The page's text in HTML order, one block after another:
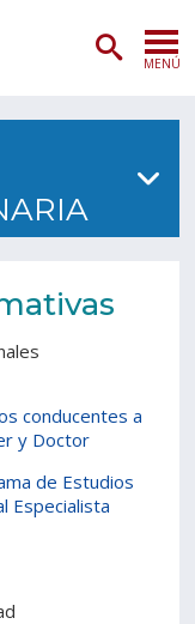
MENÚ
conducentes a
y Doctor
de Estudios
Especialista